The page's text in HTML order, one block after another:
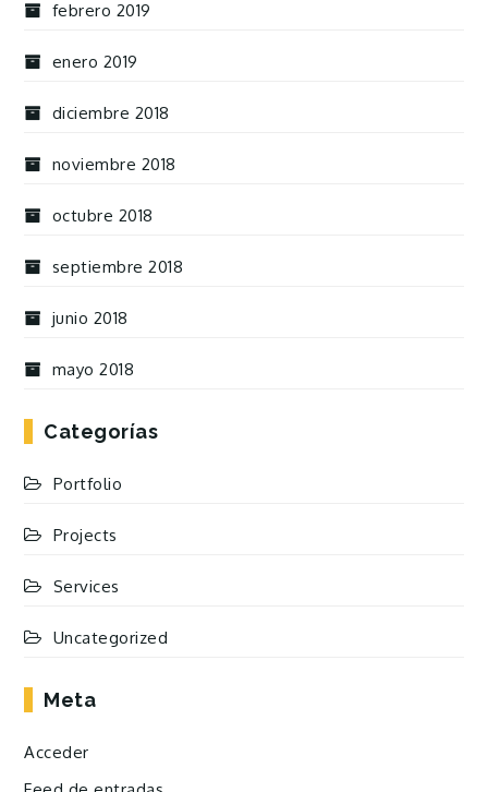
febrero 2019
enero 2019
diciembre 2018
noviembre 2018
octubre 2018
septiembre 2018
junio 2018
mayo 2018
Categorías
Portfolio
Projects
Services
Uncategorized
Meta
Acceder